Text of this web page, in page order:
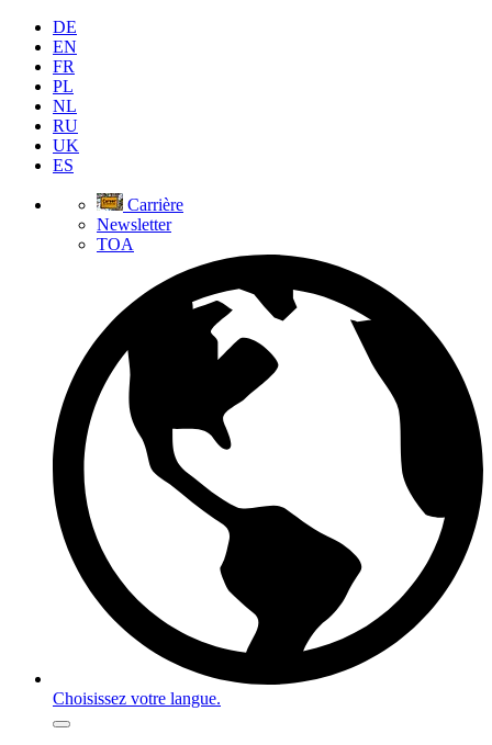
DE
EN
FR
PL
NL
RU
UK
ES
Carrière
Newsletter
TOA
Choisissez votre langue.